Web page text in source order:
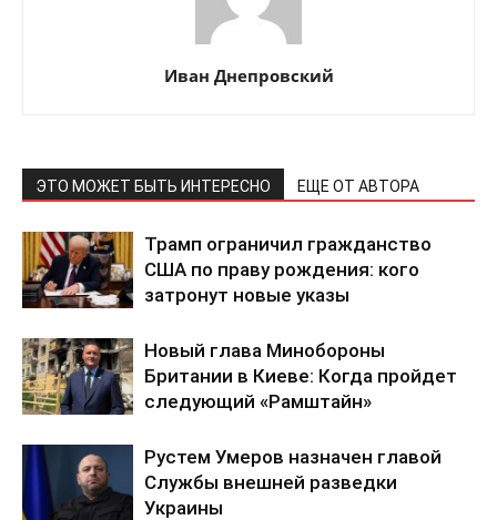
Иван Днепровский
ЭТО МОЖЕТ БЫТЬ ИНТЕРЕСНО ЕЩЕ ОТ АВТОРА
Трамп ограничил гражданство
США по праву рождения: кого
затронут новые указы
Новый глава Минобороны
Британии в Киеве: Когда пройдет
следующий «Рамштайн»
Рустем Умеров назначен главой
Службы внешней разведки
Украины